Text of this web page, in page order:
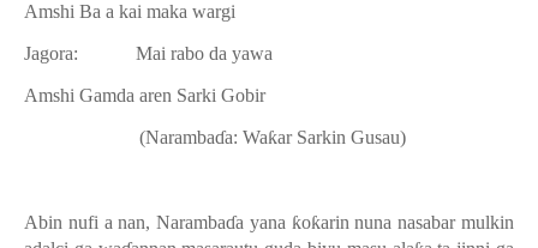
Amshi Ba a kai maka wargi
Jagora: Mai rabo da yawa
Amshi Gamda aren Sarki Gobir
(Narambaɗa: Waƙar Sarkin Gusau)
Abin nufi a nan, Narambaɗa yana ƙoƙarin nuna nasabar mulkin